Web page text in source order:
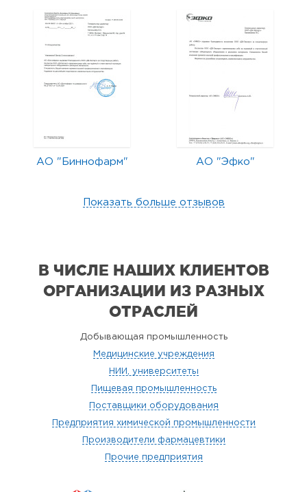
АО "Биннофарм" АО "Эфко"
Показать больше отзывов
В ЧИСЛЕ НАШИХ КЛИЕНТОВ
ОРГАНИЗАЦИИ ИЗ РАЗНЫХ
ОТРАСЛЕЙ
Добывающая промышленность
Медицинские учреждения
НИИ, университеты
Пищевая промышленность
Поставщики оборудования
Предприятия химической промышленности
Производители фармацевтики
Прочие предприятия